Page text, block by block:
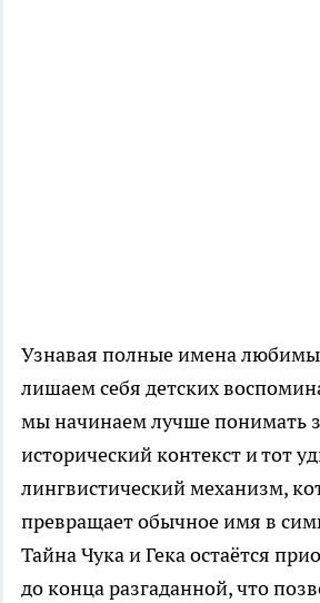
Узнавая полные имена
лишаем себя детских
мы начинаем лучше понимать
исторический контекст и тот
лингвистический механизм,
превращает обычное имя в
Тайна Чука и Гека остаётся
до конца разгаданной, что